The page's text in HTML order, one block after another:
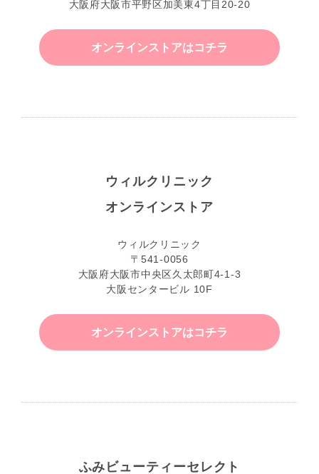
大阪府大阪市平野区加美東4丁目20-20
オンラインストアはコチラ
ウィルクリニック
オンラインストア
ウィルクリニック
〒541-0056
大阪府大阪市中央区久太郎町4-1-3
大阪センタービル 10F
オンラインストアはコチラ
ふみビューティーセレクト